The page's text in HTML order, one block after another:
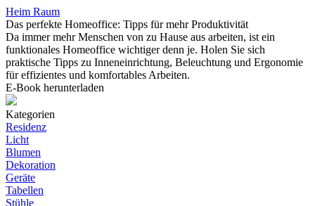
Heim Raum
Das perfekte Homeoffice: Tipps für mehr Produktivität
Da immer mehr Menschen von zu Hause aus arbeiten, ist ein
funktionales Homeoffice wichtiger denn je. Holen Sie sich
praktische Tipps zu Inneneinrichtung, Beleuchtung und Ergonomie
für effizientes und komfortables Arbeiten.
E-Book herunterladen
Kategorien
Residenz
Licht
Blumen
Dekoration
Geräte
Tabellen
Stühle